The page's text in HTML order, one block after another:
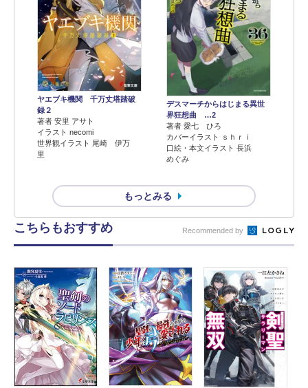
ヤエブキ機関 千万丈塔踏破
録２
著者 安里 アサト
イラスト necomi
世界観イラスト 尾崎 伊万
里
デスマーチからはじまる異世
界狂想曲 …2
著者 愛七 ひろ
カバーイラスト ｓｈｒｉ
口絵・本文イラスト 長浜
めぐみ
もっとみる
こちらもおすすめ Recommended by